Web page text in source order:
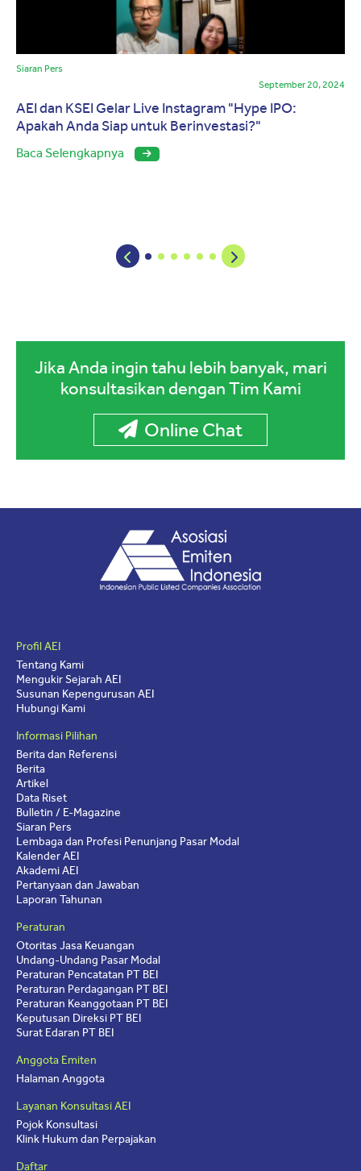
Siaran Pers
September 20, 2024
AEI dan KSEI Gelar Live Instagram "Hype IPO:
Apakah Anda Siap untuk Berinvestasi?"
Baca Selengkapnya
Jika Anda ingin tahu lebih banyak, mari
konsultasikan dengan Tim Kami
Online Chat
Profil AEI
Tentang Kami
Mengukir Sejarah AEI
Susunan Kepengurusan AEI
Hubungi Kami
Informasi Pilihan
Berita dan Referensi
Berita
Artikel
Data Riset
Bulletin / E-Magazine
Siaran Pers
Lembaga dan Profesi Penunjang Pasar Modal
Kalender AEI
Akademi AEI
Pertanyaan dan Jawaban
Laporan Tahunan
Peraturan
Otoritas Jasa Keuangan
Undang-Undang Pasar Modal
Peraturan Pencatatan PT BEI
Peraturan Perdagangan PT BEI
Peraturan Keanggotaan PT BEI
Keputusan Direksi PT BEI
Surat Edaran PT BEI
Anggota Emiten
Halaman Anggota
Layanan Konsultasi AEI
Pojok Konsultasi
Klink Hukum dan Perpajakan
Daftar